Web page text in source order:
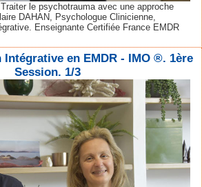
le psychotrauma avec une approche
DAHAN, Psychologue Clinicienne,
Enseignante Certifiée France EMDR
Intégrative en EMDR - IMO ®. 1ère
Session. 1/3